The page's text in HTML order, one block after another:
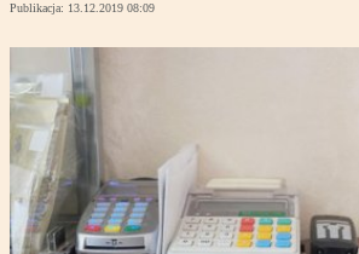
Publikacja: 13.12.2019 08:09